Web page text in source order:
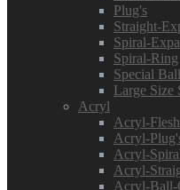
Plug's
Straight-
Spiral-
Spiral-Ring
Special
Large Size
Acryl
Acryl-
Acryl-
Acryl-
Acryl-
Acryl-Ball-